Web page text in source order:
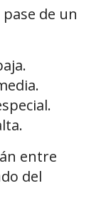
de un
entre
del